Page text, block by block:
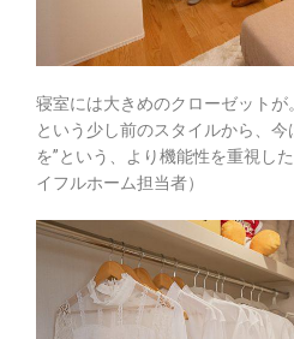
寝室には大きめのクローゼット
という少し前のスタイルから、
を”という、より機能性を重視し
イフルホーム担当者）